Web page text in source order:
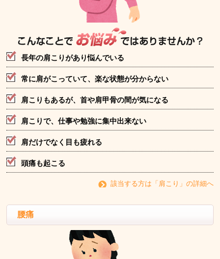
長年の肩こりがあり悩んでいる
常に肩がこっていて、楽な状態が分からない
肩こりもあるが、首や肩甲骨の間が気になる
肩こりで、仕事や勉強に集中出来ない
肩だけでなく目も疲れる
頭痛も起こる
該当する方は「肩こり」の詳細へ
腰痛